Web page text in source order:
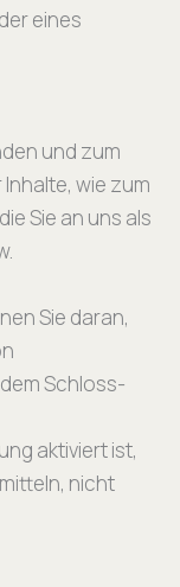
eines
und zum
wie zum
Sie an uns als
Sie daran,
Schloss-
aktiviert ist,
nicht